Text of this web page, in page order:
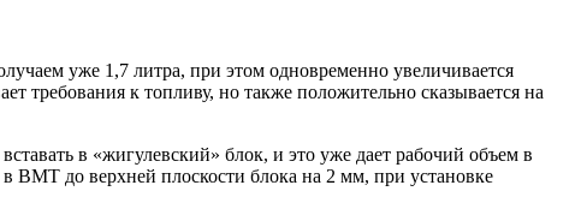
уже 1,7 литра, при этом одновременно увеличивается
требования к топливу, но также положительно сказывается на
в «жигулевский» блок, и это уже дает рабочий объем в
ВМТ до верхней плоскости блока на 2 мм, при установке